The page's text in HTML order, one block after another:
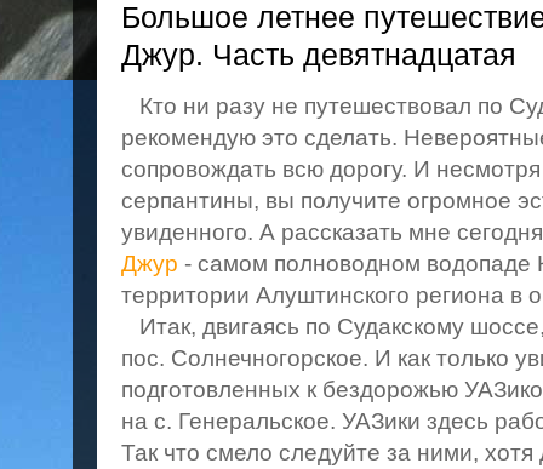
Большое летнее
Джур. Часть девятнадцатая
Кто ни разу не путешествовал по
рекомендую это сделать.
сопровождать всю дорогу. И
серпантины, вы получите огромное
увиденного. А рассказать мне
Джур - самом полноводном водопаде
территории Алуштинского региона в
Итак, двигаясь по Судакскому
пос. Солнечногорское. И как только
подготовленных к бездорожью
на с. Генеральское. УАЗики здесь
Так что смело следуйте за ними,